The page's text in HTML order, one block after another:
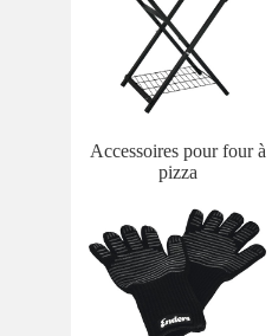
Accessoires pour four à
pizza